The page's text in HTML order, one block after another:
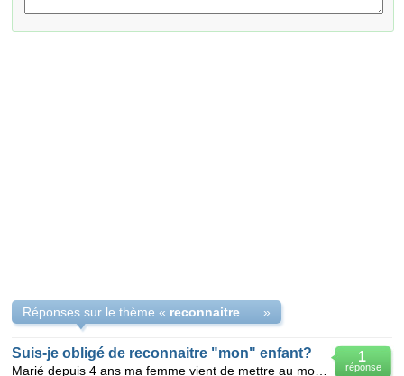
Réponses sur le thème « »
1
réponse
Suis-je obligé de reconnaitre "mon" enfant?